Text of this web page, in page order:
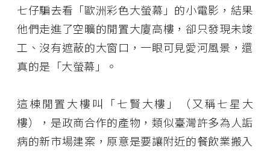
七仔騙去看「歐洲彩色大螢幕」的小電影，結果
他們走進了空曠的閒置大廈高樓，卻只發現未竣
工、沒有遮蔽的大窗口，一眼可見愛河風景，還
真的是「大螢幕」。
這棟閒置大樓叫「七賢大樓」（又稱七星大
樓），是政商合作的產物，類似臺灣許多為人詬
病的新市場建案，原意是要讓附近的餐飲業搬入